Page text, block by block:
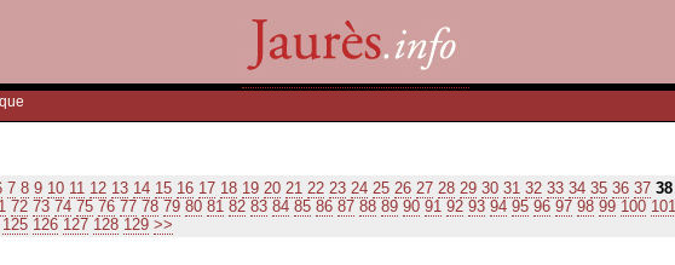
7 8 9 10 11 12 13 14 15 16 17 18 19 20 21 22 23 24 25 26 27 28 29 30 31 32 33 34 35 36 37 38
72 73 74 75 76 77 78 79 80 81 82 83 84 85 86 87 88 89 90 91 92 93 94 95 96 97 98 99 100 101
125 126 127 128 129 >>